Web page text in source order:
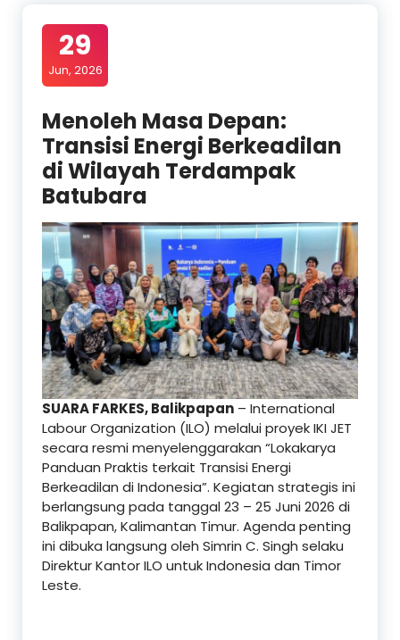
29
Jun, 2026
Menoleh Masa Depan:
Transisi Energi Berkeadilan
di Wilayah Terdampak
Batubara
SUARA FARKES, Balikpapan – International
Labour Organization (ILO) melalui proyek IKI JET
secara resmi menyelenggarakan “Lokakarya
Panduan Praktis terkait Transisi Energi
Berkeadilan di Indonesia”. Kegiatan strategis ini
berlangsung pada tanggal 23 – 25 Juni 2026 di
Balikpapan, Kalimantan Timur. Agenda penting
ini dibuka langsung oleh Simrin C. Singh selaku
Direktur Kantor ILO untuk Indonesia dan Timor
Leste.